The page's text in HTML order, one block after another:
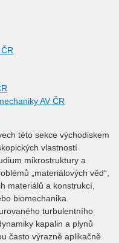
AV ČR
této sekce východiskem
vlastností
mikrostruktury a
„materiálových věd“,
materiálů a konstrukcí,
biomechanika.
turbulentního
kapalin a plynů
často výrazně aplikačně